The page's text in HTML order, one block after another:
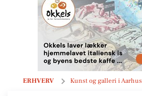
ERHVERV Kunst og galleri i Aarhus
Anabel Najera-Lopez